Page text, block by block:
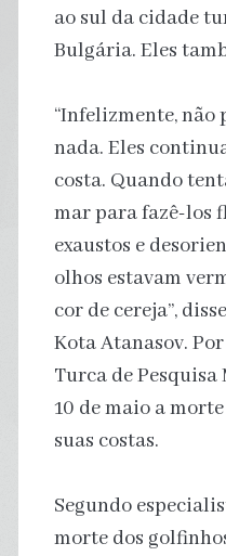
ao sul da cidade
Bulgária. Eles
“Infelizmente, não
nada. Eles
costa. Quando
mar para fazê-los
exaustos e
olhos estavam
cor de cereja”,
Kota Atanasov.
Turca de
10 de maio a
suas costas.
Segundo
morte dos